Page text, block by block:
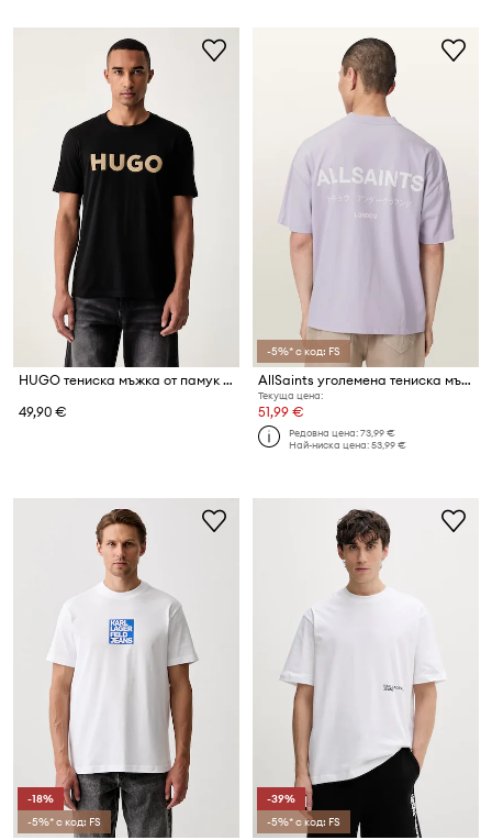
HUGO тениска мъжка от памук Dulivio_U263
49,90 €
-5%* с код: FS
AllSaints уголемена тениска мъжка от памук MINA
Текуща цена:
51,99 €
Редовна цена:73,99 €
Най-ниска цена:53,99 €
-18%
-5%* с код: FS
-39%
-5%* с код: FS